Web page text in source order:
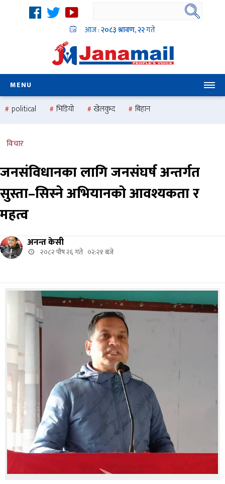
आज :२०८३ श्रावण, २२गते
MENU
political भिडियो खेलकुद
बिहान
national
विचार
जनसंविधानका लागि जनसंघर्ष अन्तर्गत
सुस्ता–सिस्ने अभियानको आवश्यकता र
महत्व
अनन्त केसी
२०८२ पौष २६ गते ०२:२१ बजे